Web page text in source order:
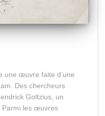
une œuvre faite d’une
Des chercheurs
Goltzius, un
Parmi les œuvres